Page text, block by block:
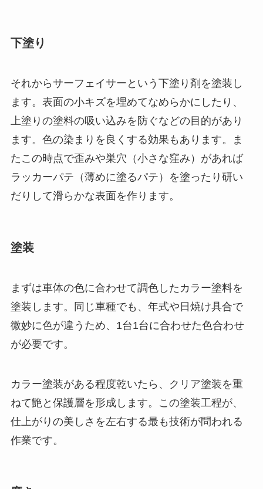
下塗り
それからサーフェイサーという下塗り剤を塗装し
ます。表面の小キズを埋めてなめらかにしたり、
上塗りの塗料の吸い込みを防ぐなどの目的があり
ます。色の染まりを良くする効果もあります。ま
たこの時点で歪みや巣穴（小さな窪み）があれば
ラッカーパテ（薄めに塗るパテ）を塗ったり研い
だりして滑らかな表面を作ります。
塗装
まずは車体の色に合わせて調色したカラー塗料を
塗装します。同じ車種でも、年式や日焼け具合で
微妙に色が違うため、1台1台に合わせた色合わせ
が必要です。
カラー塗装がある程度乾いたら、クリア塗装を重
ねて艶と保護層を形成します。この塗装工程が、
仕上がりの美しさを左右する最も技術が問われる
作業です。